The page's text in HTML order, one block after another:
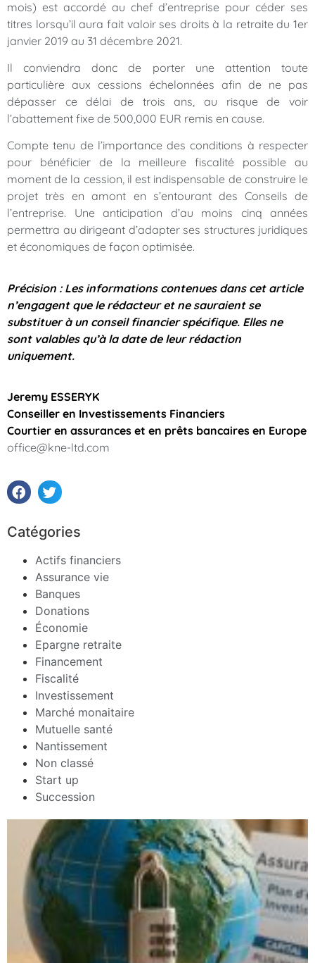
mois) est accordé au chef d’entreprise pour céder ses
titres lorsqu’il aura fait valoir ses droits à la retraite du 1er
janvier 2019 au 31 décembre 2021.
Il conviendra donc de porter une attention toute
particulière aux cessions échelonnées afin de ne pas
dépasser ce délai de trois ans, au risque de voir
l’abattement fixe de 500,000 EUR remis en cause.
Compte tenu de l’importance des conditions à respecter
pour bénéficier de la meilleure fiscalité possible au
moment de la cession, il est indispensable de construire le
projet très en amont en s’entourant des Conseils de
l’entreprise. Une anticipation d’au moins cinq années
permettra au dirigeant d’adapter ses structures juridiques
et économiques de façon optimisée.
Précision : Les informations contenues dans cet article
n’engagent que le rédacteur et ne sauraient se
substituer à un conseil financier spécifique. Elles ne
sont valables qu’à la date de leur rédaction
uniquement.
Jeremy ESSERYK
Conseiller en Investissements Financiers
Courtier en assurances et en prêts bancaires en Europe
office@kne-ltd.com
Catégories
Actifs financiers
Assurance vie
Banques
Donations
Économie
Epargne retraite
Financement
Fiscalité
Investissement
Marché monaitaire
Mutuelle santé
Nantissement
Non classé
Start up
Succession